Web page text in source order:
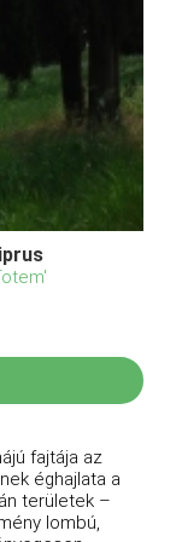
fajtája az
éghajlata a
területek –
lombú,